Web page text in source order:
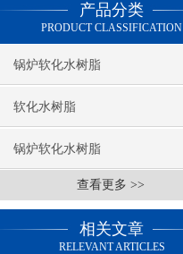
产品分类
PRODUCT CLASSIFICATION
锅炉软化水树脂
软化水树脂
锅炉软化水树脂
查看更多 >>
相关文章
RELEVANT ARTICLES